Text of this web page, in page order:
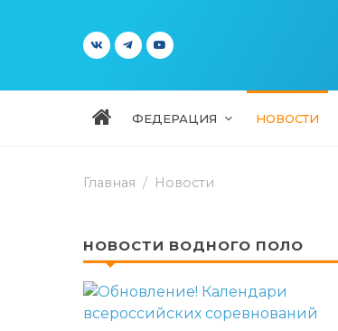
ФЕДЕРАЦИЯ НОВОСТИ
Главная Новости
НОВОСТИ ВОДНОГО ПОЛО